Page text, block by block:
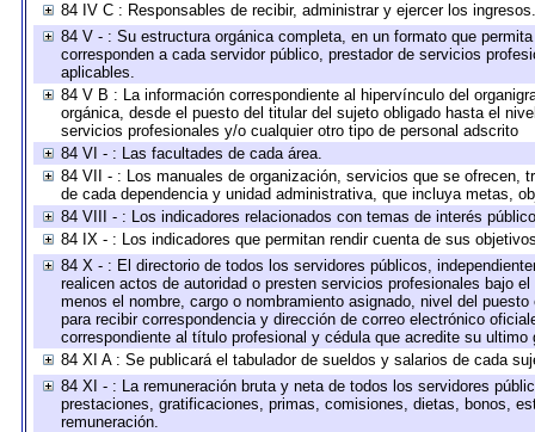
84 IV C : Responsables de recibir, administrar y ejercer los ingresos.
84 V - : Su estructura orgánica completa, en un formato que
corresponden a cada servidor público, prestador de servicios
aplicables.
84 V B : La información correspondiente al hipervínculo del
orgánica, desde el puesto del titular del sujeto obligado hasta el
servicios profesionales y/o cualquier otro tipo de personal adscrito
84 VI - : Las facultades de cada área.
84 VII - : Los manuales de organización, servicios que se
de cada dependencia y unidad administrativa, que incluya metas,
84 VIII - : Los indicadores relacionados con temas de interés
84 IX - : Los indicadores que permitan rendir cuenta de sus
84 X - : El directorio de todos los servidores públicos,
realicen actos de autoridad o presten servicios profesionales bajo
menos el nombre, cargo o nombramiento asignado, nivel del
para recibir correspondencia y dirección de correo electrónico
correspondiente al título profesional y cédula que acredite su ultimo
84 XI A : Se publicará el tabulador de sueldos y salarios de cada
84 XI - : La remuneración bruta y neta de todos los servidores
prestaciones, gratificaciones, primas, comisiones, dietas, bonos,
remuneración.